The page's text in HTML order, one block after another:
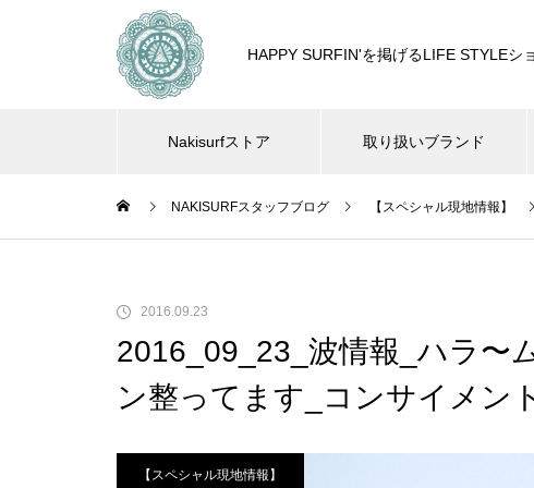
HAPPY SURFIN'を掲げるLIFE STYLE
Nakisurfストア 取り扱いブランド
NAKISURFスタッフブログ 【スペシャル現地情報】
2016.09.23
2016_09_23_波情報_ハラ〜
ン整ってます_コンサイメン
【スペシャル現地情報】